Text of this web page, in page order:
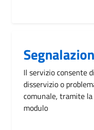
Il servizio consente
disservizio o
comunale, tramite
modulo